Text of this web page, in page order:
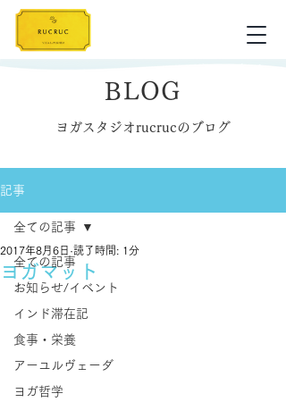
BLOG
ヨガスタジオrucrucのブログ
記事
全ての記事
お知らせ/イベント
インド滞在記
食事・栄養
アーユルヴェーダ
ヨガ哲学
全ての記事
ヨガマット
2017年8月6日 読了時間: 1分